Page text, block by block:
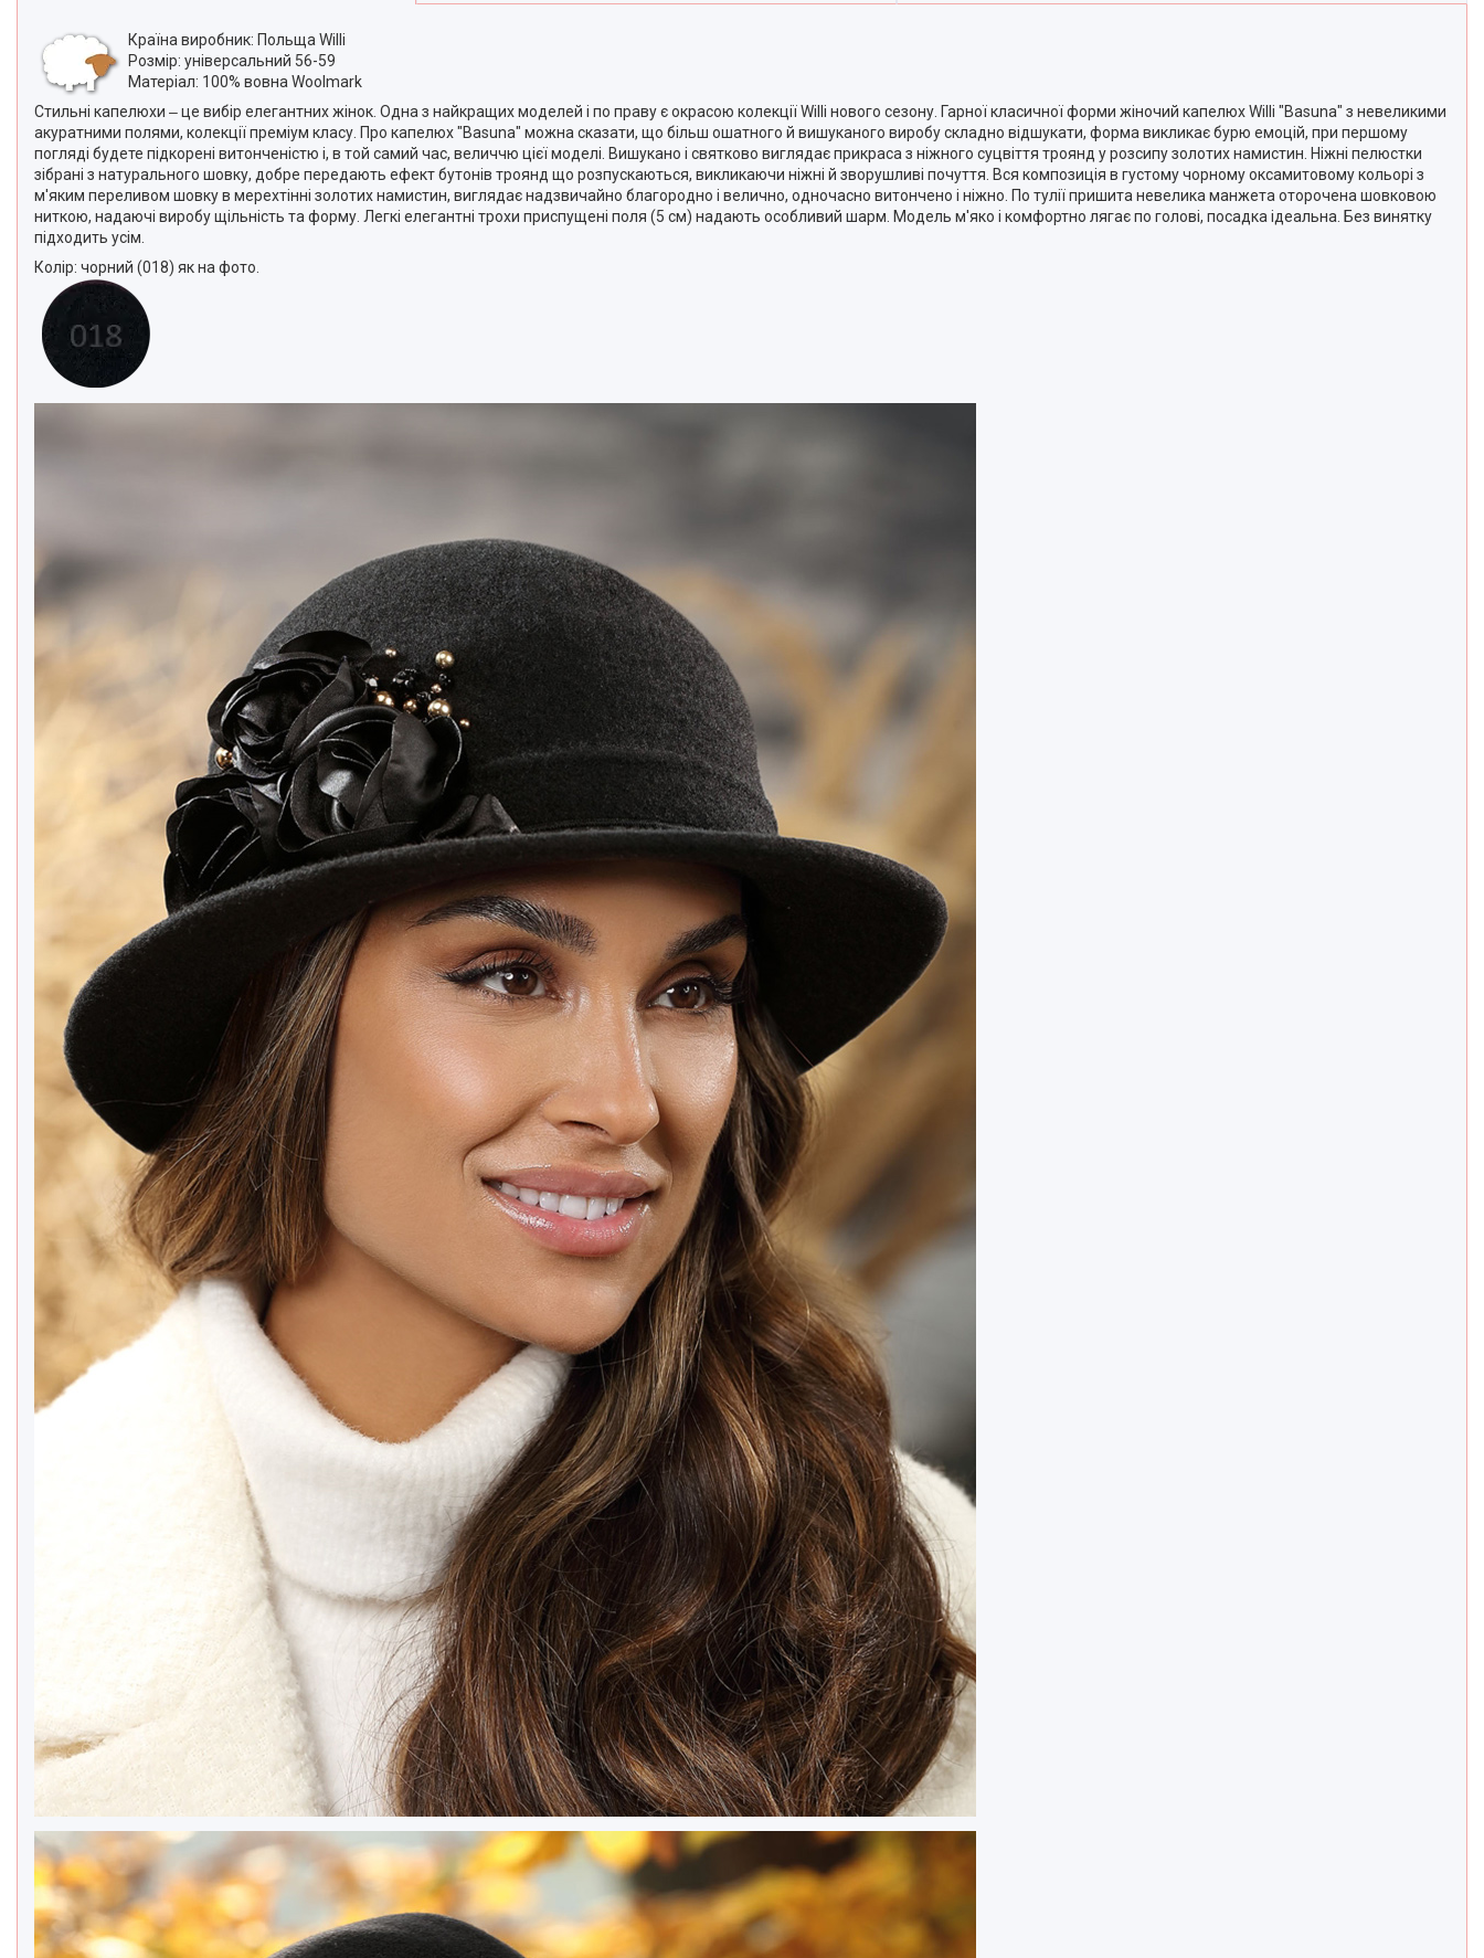
Країна виробник: Польща Willi
Розмір: універсальний 56-59
Матеріал: 100% вовна Woolmark
Стильні капелюхи ‒ це вибір елегантних жінок. Одна з найкращих моделей і по праву є окрасою колекції Willi нового сезону. Гарної класичної форми жіночий капелюх Willi "Basuna" з невеликими
акуратними полями, колекції преміум класу. Про капелюх "Basuna" можна сказати, що більш ошатного й вишуканого виробу складно відшукати, форма викликає бурю емоцій, при першому
погляді будете підкорені витонченістю і, в той самий час, величчю цієї моделі. Вишукано і святково виглядає прикраса з ніжного суцвіття троянд у розсипу золотих намистин. Ніжні пелюстки
зібрані з натурального шовку, добре передають ефект бутонів троянд що розпускаються, викликаючи ніжні й зворушливі почуття. Вся композиція в густому чорному оксамитовому кольорі з
м'яким переливом шовку в мерехтінні золотих намистин, виглядає надзвичайно благородно і велично, одночасно витончено і ніжно. По тулії пришита невелика манжета оторочена шовковою
ниткою, надаючі виробу щільність та форму. Легкі елегантні трохи приспущені поля (5 см) надають особливий шарм. Модель м'яко і комфортно лягає по голові, посадка ідеальна. Без винятку
підходить усім.
Колір: чорний (018) як на фото.